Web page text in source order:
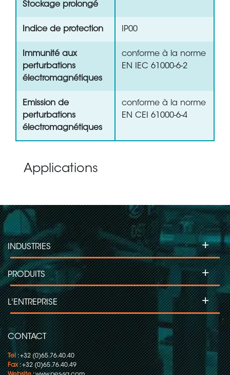
Stockage prolongé
Indice de protection IP00
Immunité aux
perturbations
électromagnétiques
conforme à la norme
EN IEC 61000-6-2
Emission de
perturbations
électromagnétiques
conforme à la norme
EN CEI 61000-6-4
Applications
CONTACT
Tel: +32 (0)65.76.40.40
Fax: +32 (0)65.76.40.49
INDUSTRIES +
PRODUITS +
L'ENTREPRISE +